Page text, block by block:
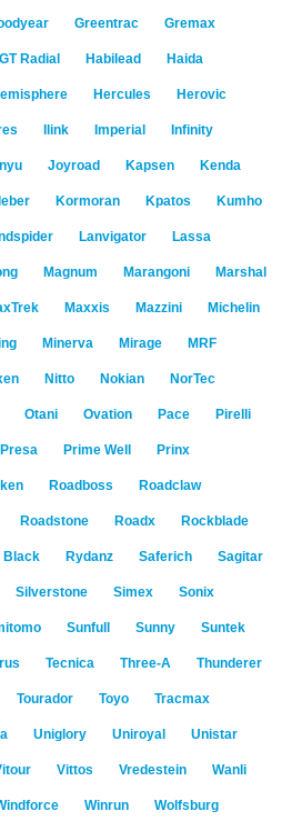
Greentrac Gremax
GT Radial Habilead Haida
Hercules Herovic
Ilink Imperial Infinity
Joyroad Kapsen Kenda
Kormoran Kpatos Kumho
Lanvigator Lassa
Magnum Marangoni Marshal
Maxxis Mazzini Michelin
Minerva Mirage MRF
Nitto Nokian NorTec
Otani Ovation Pace Pirelli
Presa Prime Well Prinx
Roadboss Roadclaw
Roadstone Roadx Rockblade
Black Rydanz Saferich Sagitar
Silverstone Simex Sonix
Sunfull Sunny Suntek
Tecnica Three-A Thunderer
Tourador Toyo Tracmax
Uniglory Uniroyal Unistar
Vittos Vredestein Wanli
Winrun Wolfsburg